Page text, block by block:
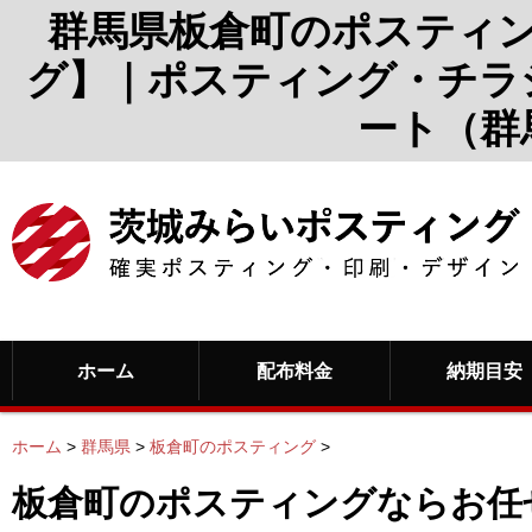
群馬県板倉町のポスティ
グ】｜ポスティング・チ
ート（
ホーム 配布料金 納期目安
ホーム > 群馬県 > 板倉町のポスティング >
板倉町のポスティングならお